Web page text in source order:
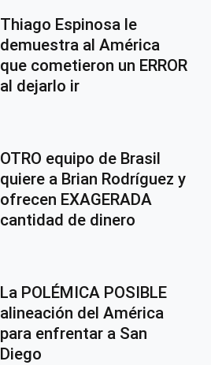
Thiago Espinosa le
demuestra al América
que cometieron un ERROR
al dejarlo ir
OTRO equipo de Brasil
quiere a Brian Rodríguez y
ofrecen EXAGERADA
cantidad de dinero
La POLÉMICA POSIBLE
alineación del América
para enfrentar a San
Diego